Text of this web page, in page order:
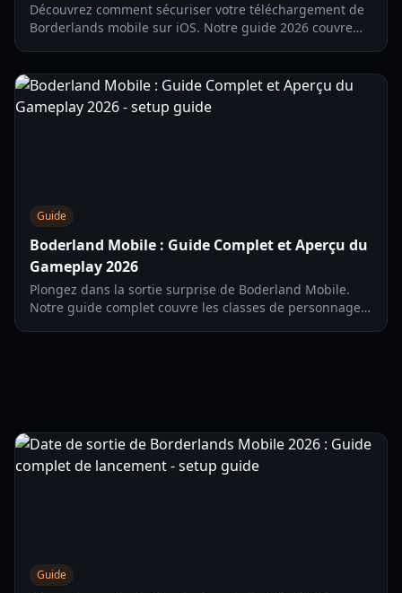
Découvrez comment sécuriser votre téléchargement de
Borderlands mobile sur iOS. Notre guide 2026 couvre
Guide
Boderland Mobile : Guide Complet et Aperçu du
Gameplay 2026
Plongez dans la sortie surprise de Boderland Mobile.
Notre guide complet couvre les classes de personnages,
Guide